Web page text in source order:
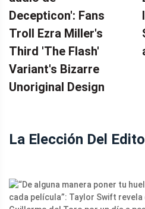
Decepticon': Fans
Troll Ezra Miller's
Third 'The Flash'
Variant's Bizarre
Unoriginal Design
La Elección Del